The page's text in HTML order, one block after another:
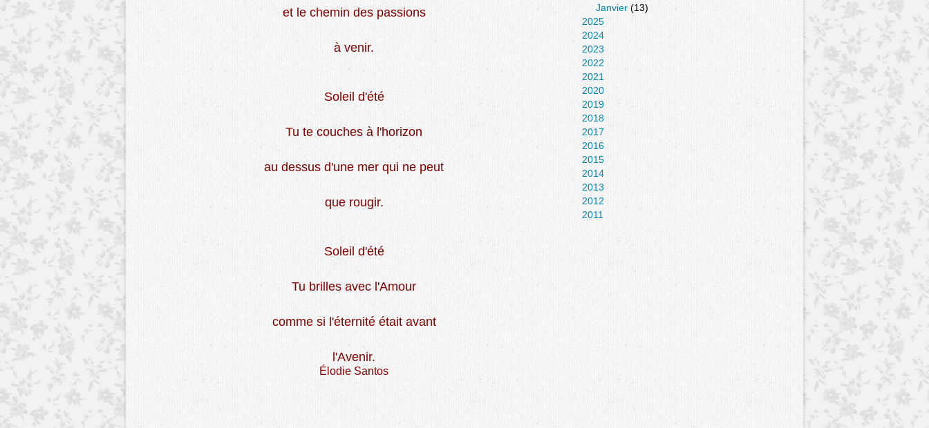
et le chemin des passions
à venir.
Soleil d'été
Tu te couches à l'horizon
au dessus d'une mer qui ne peut
que rougir.
Soleil d'été
Tu brilles avec l'Amour
comme si l'éternité était avant
l'Avenir.
Élodie Santos
Janvier (13)
2025
2024
2023
2022
2021
2020
2019
2018
2017
2016
2015
2014
2013
2012
2011